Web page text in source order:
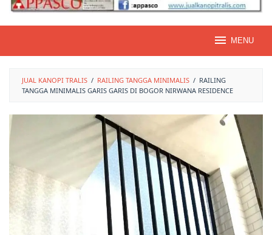
MENU
JUAL KANOPI TRALIS / RAILING TANGGA MINIMALIS / RAILING
TANGGA MINIMALIS GARIS GARIS DI BOGOR NIRWANA RESIDENCE